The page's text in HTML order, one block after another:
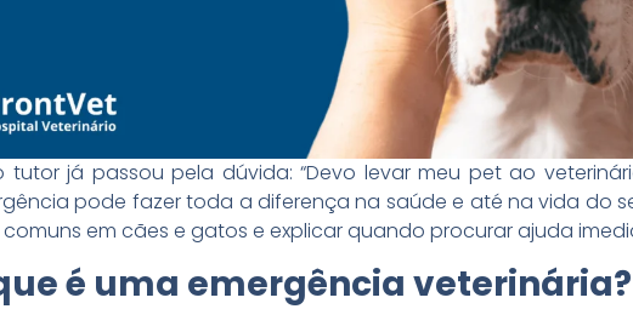
tutor já passou pela dúvida: “Devo levar meu pet ao
pode fazer toda a diferença na saúde e até na vida do
em cães e gatos e explicar quando procurar ajuda
é uma emergência veterinária?